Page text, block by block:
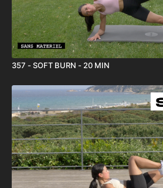
357 - SOFT BURN - 20 MIN